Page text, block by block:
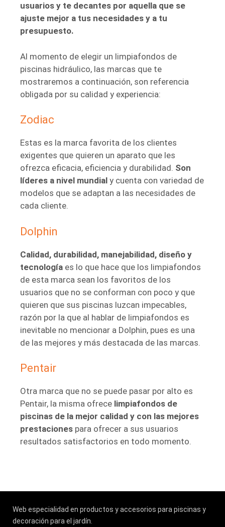
usuarios y te decantes por aquella que se
ajuste mejor a tus necesidades y a tu
presupuesto.
Al momento de elegir un limpiafondos de
piscinas hidráulico, las marcas que te
mostraremos a continuación, son referencia
obligada por su calidad y experiencia:
Zodiac
Estas es la marca favorita de los clientes
exigentes que quieren un aparato que les
ofrezca eficacia, eficiencia y durabilidad. Son
líderes a nivel mundial y cuenta con variedad de
modelos que se adaptan a las necesidades de
cada cliente.
Dolphin
Calidad, durabilidad, manejabilidad, diseño y
tecnología es lo que hace que los limpiafondos
de esta marca sean los favoritos de los
usuarios que no se conforman con poco y que
quieren que sus piscinas luzcan impecables,
razón por la que al hablar de limpiafondos es
inevitable no mencionar a Dolphin, pues es una
de las mejores y más destacada de las marcas.
Pentair
Otra marca que no se puede pasar por alto es
Pentair, la misma ofrece limpiafondos de
piscinas de la mejor calidad y con las mejores
prestaciones para ofrecer a sus usuarios
resultados satisfactorios en todo momento.
Web especialidad en productos y accesorios para piscinas y
decoración para el jardín.